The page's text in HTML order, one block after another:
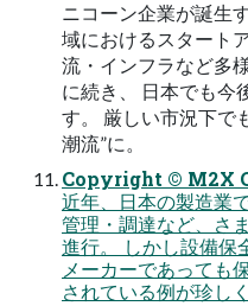
ニコーン企業が誕生
域におけるスタート
流・インフラなど多
に続き、 日本でも今
す。 厳しい市況下で
潮流”に。
Copyright © M2X
近年、日本の製造業
管理・調達など、さ
進行。 しかし設備保
メーカーであっても
されている例が珍し